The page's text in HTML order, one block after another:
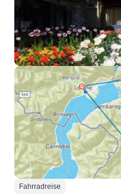
Fahrradreise